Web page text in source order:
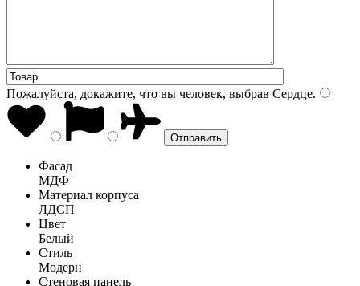
Пожалуйста, докажите, что вы человек, выбрав Сердце.
Фасад
МДФ
Материал корпуса
ЛДСП
Цвет
Белый
Стиль
Модерн
Стеновая панель